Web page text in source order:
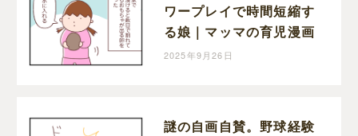
ワープレイで時間短縮す
る娘｜マッマの育児漫画
2025年9月26日
謎の自画自賛。野球経験